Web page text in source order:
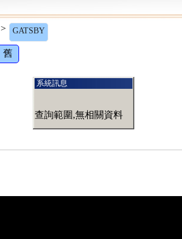
> GATSBY
舊
系統訊息
查詢範圍,無相關資料